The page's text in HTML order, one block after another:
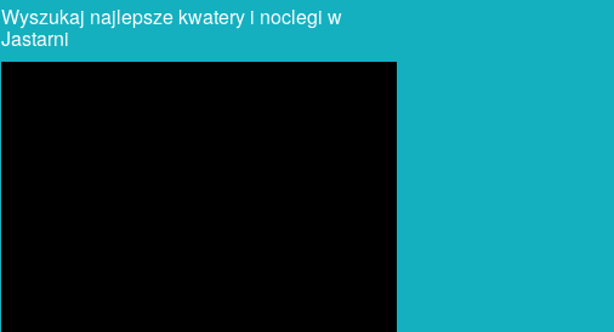
Wyszukaj najlepsze kwatery i noclegi w
Jastarni